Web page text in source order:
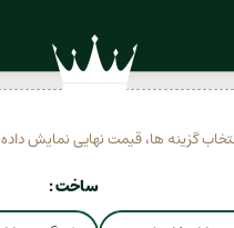
گزینه ها، قیمت نهایی نمایش
ساخت